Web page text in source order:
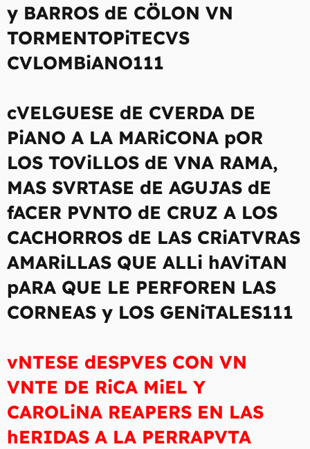
y BARROS dE CÖLON VN
TORMENTOPiTECVS
CVLOMBiANO111
cVELGUESE dE CVERDA DE
PiANO A LA MARiCONA pOR
LOS TOViLLOS dE VNA RAMA,
MAS SVRTASE dE AGUJAS dE
fACER PVNTO dE CRUZ A LOS
CACHORROS dE LAS CRiATVRAS
AMARiLLAS QUE ALLi hAViTAN
pARA QUE LE PERFOREN LAS
CORNEAS y LOS GENiTALES111
vNTESE dESPVES CON VN
VNTE DE RiCA MiEL Y
CAROLiNA REAPERS EN LAS
hERIDAS A LA PERRAPVTA